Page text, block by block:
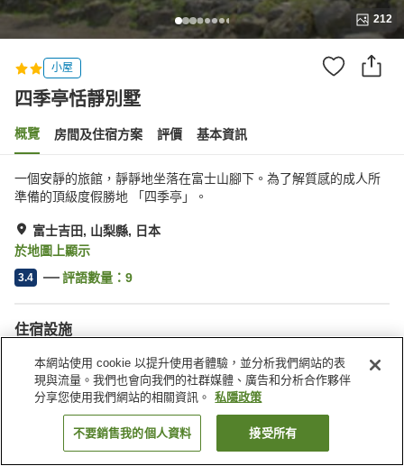
212
小屋
四季亭恬靜別墅
概覽 房間及住宿方案 評價 基本資訊
一個安靜的旅館，靜靜地坐落在富士山腳下。為了解質感的成人所
準備的頂級度假勝地 「四季亭」。
富士吉田, 山梨縣, 日本
於地圖上顯示
3.4 評語數量： 9
住宿設施
水療/美容院
共用廚房
BBQ 設備
露天浴池（溫泉）
找客房
本網站使用 cookie 以提升使用者體驗，並分析我們網站的表
現與流量。我們也會向我們的社群媒體、廣告和分析合作夥伴
分享您使用我們網站的相關資訊。
私隱政策
不要銷售我的個人資料 接受所有